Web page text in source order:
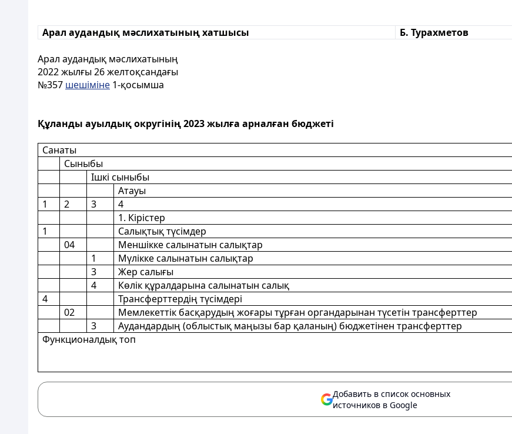
Арал аудандық мәслихатының хатшысы Б. Турахметов
Арал аудандық мәслихатының
2022 жылғы 26 желтоқсандағы
№357 шешіміне 1-қосымша
Құланды ауылдық округінің 2023 жылға арналған бюджеті
Санаты
Сыныбы
Ішкі сыныбы
Атауы
1
2 3 4
1. Кірістер
1
Салықтық түсімдер
04
Меншiкке салынатын салықтар
1
Мүлiкке салынатын салықтар
3
Жер салығы
4
Көлік құралдарына салынатын салық
4
Трансферттердің түсімдері
02
Мемлекеттiк басқарудың жоғары тұрған органдарынан түсетiн трансферттер
3
Аудандардың (облыстық маңызы бар қаланың) бюджетінен трансферттер
Функционалдық топ
Добавить в список основных
источников в Google